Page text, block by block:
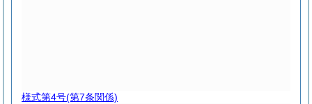
様式第4号(第7条関係)